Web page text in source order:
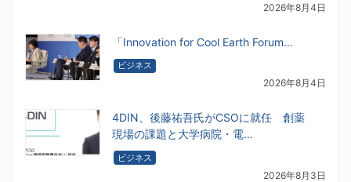
2026年8月4日
「Innovation for Cool Earth Forum…
ビジネス
2026年8月4日
4DIN、後藤祐吾氏がCSOに就任 創薬
現場の課題と大学病院・電…
ビジネス
2026年8月3日